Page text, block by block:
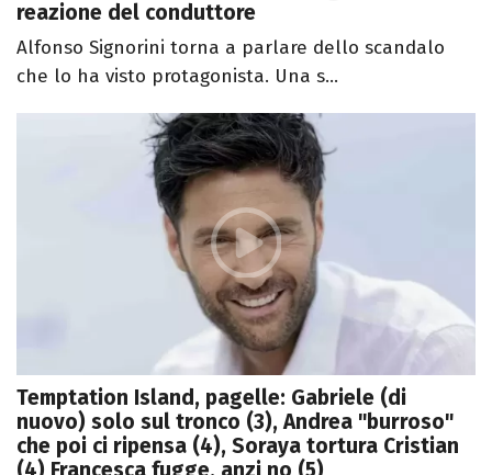
reazione del conduttore
Alfonso Signorini torna a parlare dello scandalo
che lo ha visto protagonista. Una s...
Temptation Island, pagelle: Gabriele (di
nuovo) solo sul tronco (3), Andrea "burroso"
che poi ci ripensa (4), Soraya tortura Cristian